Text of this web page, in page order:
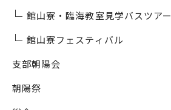
館山寮・臨海教室見学バスツアー
館山寮フェスティバル
支部朝陽会
朝陽祭